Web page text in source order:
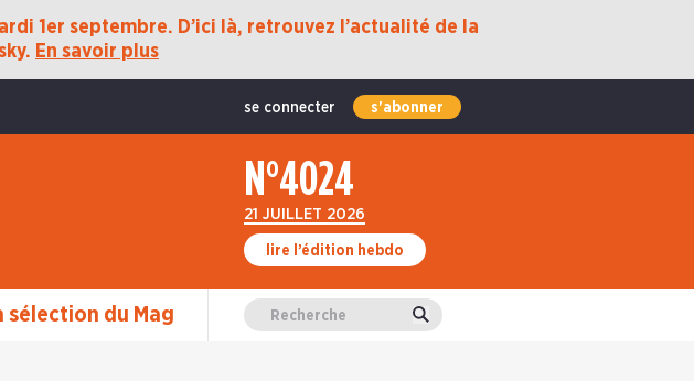
1er septembre. D’ici là, retrouvez l’actualité de la
En savoir plus
se connecter s'abonner
N°4024
21 JUILLET 2026
lire l’édition hebdo
sélection du Mag Valider